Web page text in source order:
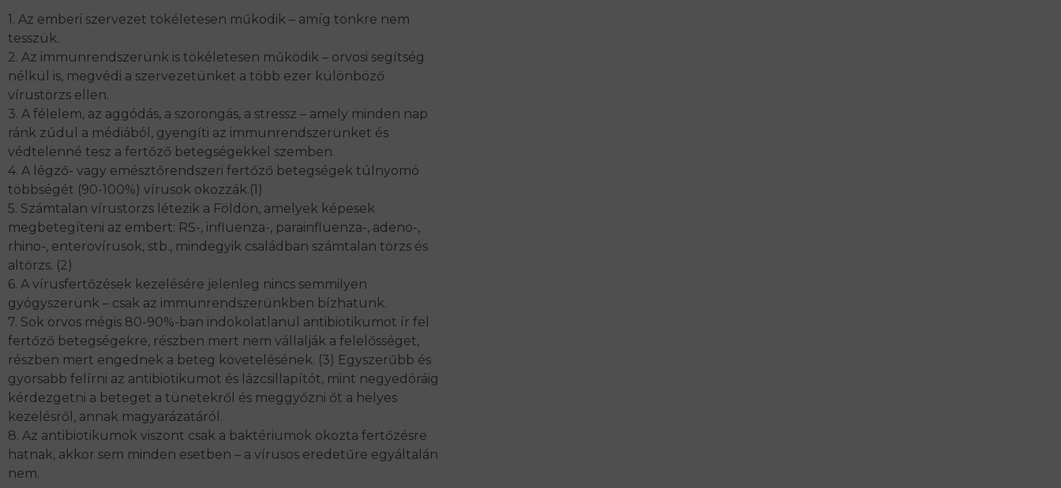
1. Az emberi szervezet tökéletesen működik – amíg tönkre nem
tesszük.
2. Az immunrendszerünk is tökéletesen működik – orvosi segítség
nélkül is, megvédi a szervezetünket a több ezer különböző
vírustörzs ellen.
3. A félelem, az aggódás, a szorongás, a stressz – amely minden nap
ránk zúdul a médiából, gyengíti az immunrendszerünket és
védtelenné tesz a fertőző betegségekkel szemben.
4. A légző- vagy emésztőrendszeri fertőző betegségek túlnyomó
többségét (90-100%) vírusok okozzák.(1)
5. Számtalan vírustörzs létezik a Földön, amelyek képesek
megbetegíteni az embert: RS-, influenza-, parainfluenza-, adeno-,
rhino-, enterovírusok, stb., mindegyik családban számtalan törzs és
altörzs. (2)
6. A vírusfertőzések kezelésére jelenleg nincs semmilyen
gyógyszerünk – csak az immunrendszerünkben bízhatunk.
7. Sok orvos mégis 80-90%-ban indokolatlanul antibiotikumot ír fel
fertőző betegségekre, részben mert nem vállalják a felelősséget,
részben mert engednek a beteg követelésének. (3) Egyszerűbb és
gyorsabb felírni az antibiotikumot és lázcsillapítót, mint negyedóráig
kérdezgetni a beteget a tünetekről és meggyőzni őt a helyes
kezelésről, annak magyarázatáról.
8. Az antibiotikumok viszont csak a baktériumok okozta fertőzésre
hatnak, akkor sem minden esetben – a vírusos eredetűre egyáltalán
nem.